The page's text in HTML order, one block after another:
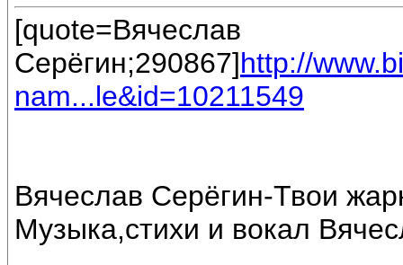
[quote=Вячеслав
Серёгин;290867]http://
nam...le&id=10211549
Вячеслав Серёгин-Твои
Музыка,стихи и вокал